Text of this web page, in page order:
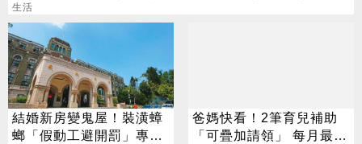
生活
結婚新房變鬼屋！裝潢蟑
螂「假動工避開罰」專家
爸媽快看！2筆育兒補助
「可疊加請領」 每月最高